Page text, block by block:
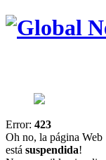
Error: 423
Oh no, la página Web
está suspendida!